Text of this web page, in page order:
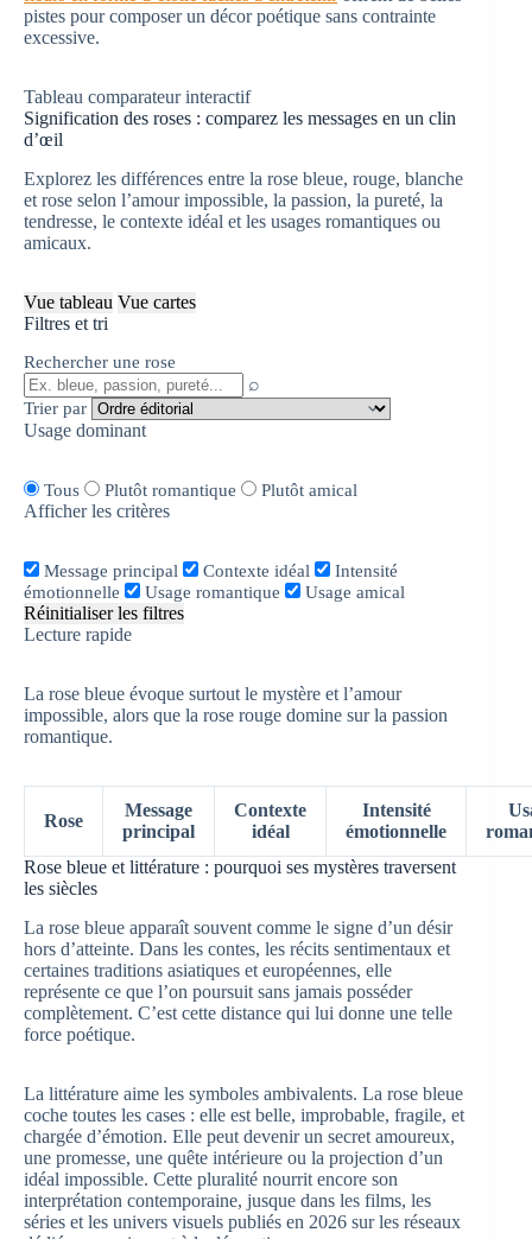
pistes pour composer un décor poétique sans contrainte
excessive.
Tableau comparateur interactif
Signification des roses : comparez les messages en un clin
d’œil
Explorez les différences entre la rose bleue, rouge, blanche
et rose selon l’amour impossible, la passion, la pureté, la
tendresse, le contexte idéal et les usages romantiques ou
amicaux.
Vue tableau Vue cartes
Filtres et tri
Rechercher une rose
⌕
Trier par
Usage dominant
Tous Plutôt romantique Plutôt amical
Afficher les critères
Message principal Contexte idéal
Intensité
émotionnelle
Usage romantique Usage amical
Réinitialiser les filtres
Lecture rapide
La rose bleue évoque surtout le mystère et l’amour
impossible, alors que la rose rouge domine sur la passion
romantique.
Rose
Message
principal
Contexte
idéal
Intensité
émotionnelle
Rose bleue et littérature : pourquoi ses mystères traversent
les siècles
La rose bleue apparaît souvent comme le signe d’un désir
hors d’atteinte. Dans les contes, les récits sentimentaux et
certaines traditions asiatiques et européennes, elle
représente ce que l’on poursuit sans jamais posséder
complètement. C’est cette distance qui lui donne une telle
force poétique.
La littérature aime les symboles ambivalents. La rose bleue
coche toutes les cases : elle est belle, improbable, fragile, et
chargée d’émotion. Elle peut devenir un secret amoureux,
une promesse, une quête intérieure ou la projection d’un
idéal impossible. Cette pluralité nourrit encore son
interprétation contemporaine, jusque dans les films, les
séries et les univers visuels publiés en 2026 sur les réseaux